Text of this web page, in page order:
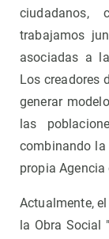
ciudadanos,
trabajamos
asociadas a
Los creadores
generar
las
combinando
propia Agencia
Actualmente,
la Obra Social